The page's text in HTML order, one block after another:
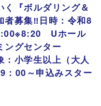
『ボルダリング＆
者募集‼日時：令和8
Uホール
ミングセンター
：小学生以上（大人
：00～申込みスター